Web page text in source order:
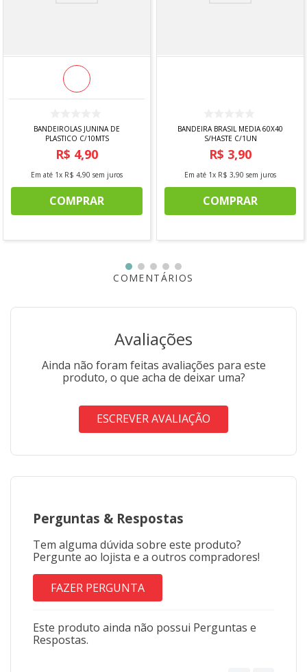
COMPRIMENTO:10cm
BANDEIROLAS JUNINA DE
PLASTICO C/10MTS
R$ 4,90
Em até 1x R$ 4,90 sem juros
COMPRAR
BANDEIRA BRASIL MEDIA 60X40
S/HASTE C/1UN
R$ 3,90
Em até 1x R$ 3,90 sem juros
COMPRAR
COMENTÁRIOS
Avaliações
Ainda não foram feitas avaliações para este
produto, o que acha de deixar uma?
ESCREVER AVALIAÇÃO
Perguntas & Respostas
Tem alguma dúvida sobre este produto?
Pergunte ao lojista e a outros compradores!
FAZER PERGUNTA
Este produto ainda não possui Perguntas e
Respostas.